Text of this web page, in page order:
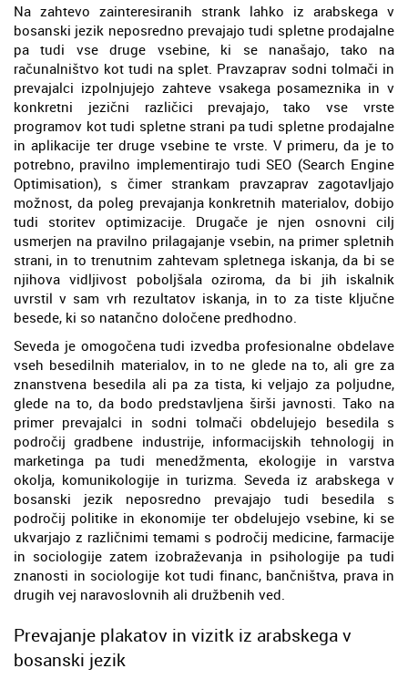
Na zahtevo zainteresiranih strank lahko iz arabskega v
bosanski jezik neposredno prevajajo tudi spletne prodajalne
pa tudi vse druge vsebine, ki se nanašajo, tako na
računalništvo kot tudi na splet. Pravzaprav sodni tolmači in
prevajalci izpolnjujejo zahteve vsakega posameznika in v
konkretni jezični različici prevajajo, tako vse vrste
programov kot tudi spletne strani pa tudi spletne prodajalne
in aplikacije ter druge vsebine te vrste. V primeru, da je to
potrebno, pravilno implementirajo tudi SEO (Search Engine
Optimisation), s čimer strankam pravzaprav zagotavljajo
možnost, da poleg prevajanja konkretnih materialov, dobijo
tudi storitev optimizacije. Drugače je njen osnovni cilj
usmerjen na pravilno prilagajanje vsebin, na primer spletnih
strani, in to trenutnim zahtevam spletnega iskanja, da bi se
njihova vidljivost poboljšala oziroma, da bi jih iskalnik
uvrstil v sam vrh rezultatov iskanja, in to za tiste ključne
besede, ki so natančno določene predhodno.
Seveda je omogočena tudi izvedba profesionalne obdelave
vseh besedilnih materialov, in to ne glede na to, ali gre za
znanstvena besedila ali pa za tista, ki veljajo za poljudne,
glede na to, da bodo predstavljena širši javnosti. Tako na
primer prevajalci in sodni tolmači obdelujejo besedila s
področij gradbene industrije, informacijskih tehnologij in
marketinga pa tudi menedžmenta, ekologije in varstva
okolja, komunikologije in turizma. Seveda iz arabskega v
bosanski jezik neposredno prevajajo tudi besedila s
področij politike in ekonomije ter obdelujejo vsebine, ki se
ukvarjajo z različnimi temami s področij medicine, farmacije
in sociologije zatem izobraževanja in psihologije pa tudi
znanosti in sociologije kot tudi financ, bančništva, prava in
drugih vej naravoslovnih ali družbenih ved.
Prevajanje plakatov in vizitk iz arabskega v
bosanski jezik